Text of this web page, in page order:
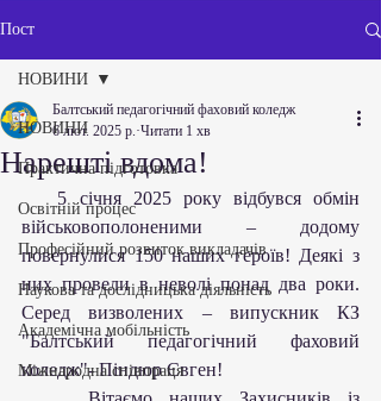
Пост
НОВИНИ
Практична підготовка
Освітній процес
Професійний розвиток викладачів
Наукова та дослідницька діяльність
Академічна мобільність
Міжнародна співпраця
НОВИНИ
Нарешті вдома!
Балтський педагогічний фаховий коледж
6 лют. 2025 р. Читати 1 хв
5 січня 2025 року відбувся обмін
військовополоненими – додому
повернулися 150 наших героїв! Деякі з
них провели в неволі понад два роки.
Серед визволених – випускник КЗ
"Балтський педагогічний фаховий
коледж"- Піндюр Євген!